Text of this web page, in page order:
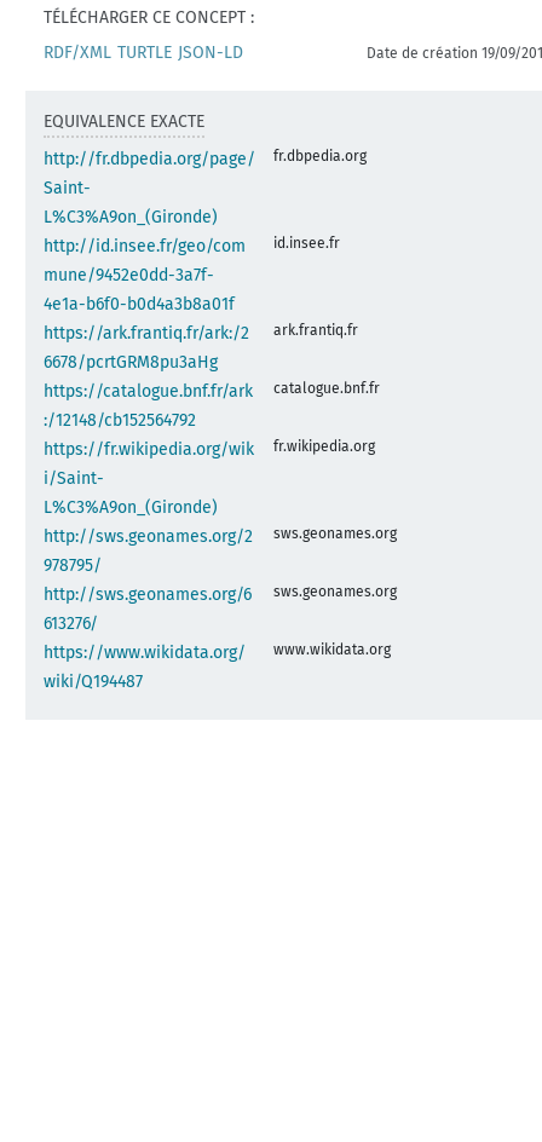
TÉLÉCHARGER CE CONCEPT :
RDF/XML TURTLE JSON-LD Date de création 19/09/
EQUIVALENCE EXACTE
http://fr.dbpedia.org/page/
Saint-
L%C3%A9on_(Gironde)
fr.dbpedia.org
http://id.insee.fr/geo/com
mune/9452e0dd-3a7f-
4e1a-b6f0-b0d4a3b8a01f
id.insee.fr
https://ark.frantiq.fr/ark:/2
6678/pcrtGRM8pu3aHg
ark.frantiq.fr
https://catalogue.bnf.fr/ark
:/12148/cb152564792
catalogue.bnf.fr
https://fr.wikipedia.org/wik
i/Saint-
L%C3%A9on_(Gironde)
fr.wikipedia.org
http://sws.geonames.org/2
978795/
sws.geonames.org
http://sws.geonames.org/6
613276/
sws.geonames.org
https://www.wikidata.org/
wiki/Q194487
www.wikidata.org